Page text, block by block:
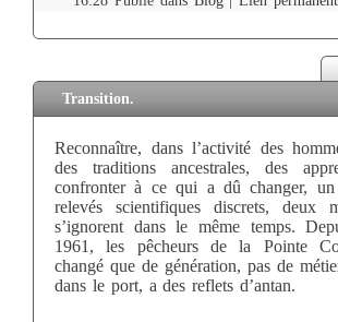
Transition.
Reconnaître, dans l’activité des
des traditions ancestrales, des
confronter à ce qui a dû changer,
relevés scientifiques discrets,
s’ignorent dans le même temps.
1961, les pêcheurs de la Pointe
changé que de génération, pas de
dans le port, a des reflets d’antan.